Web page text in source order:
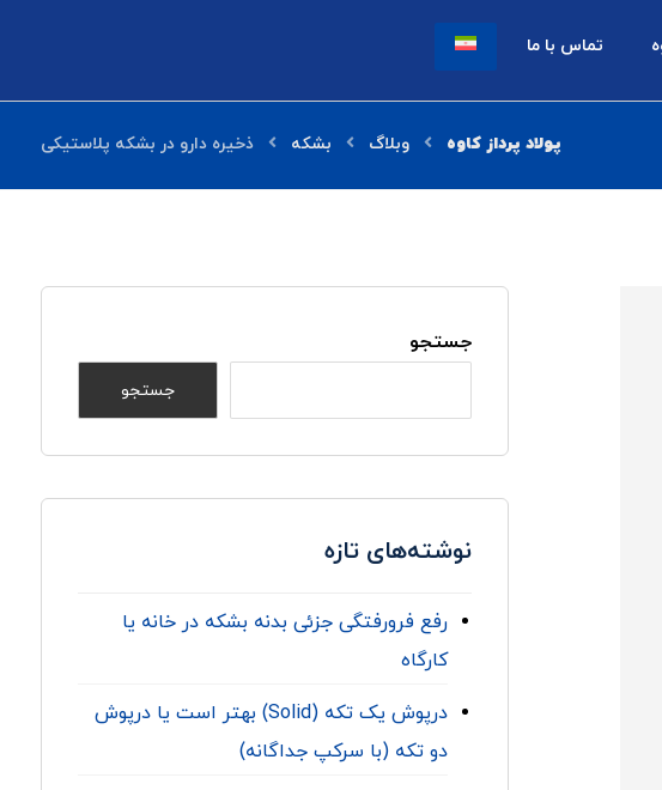
تماس با ما
وبلاگ بشکه ذخیره دارو در بشکه پلاستیکی
جستجو
جستجو
نوشته‌های تازه
رفع فرورفتگی جزئی بدنه بشکه در خانه یا
کارگاه
درپوش یک تکه (Solid) بهتر است یا درپوش
دو تکه (با سرکپ جداگانه)